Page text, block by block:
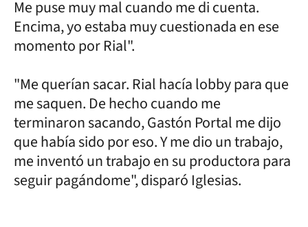
Me puse muy mal cuando me di cuenta.
Encima, yo estaba muy cuestionada en ese
momento por Rial".
"Me querían sacar. Rial hacía lobby para que
me saquen. De hecho cuando me
terminaron sacando, Gastón Portal me dijo
que había sido por eso. Y me dio un trabajo,
me inventó un trabajo en su productora para
seguir pagándome", disparó Iglesias.